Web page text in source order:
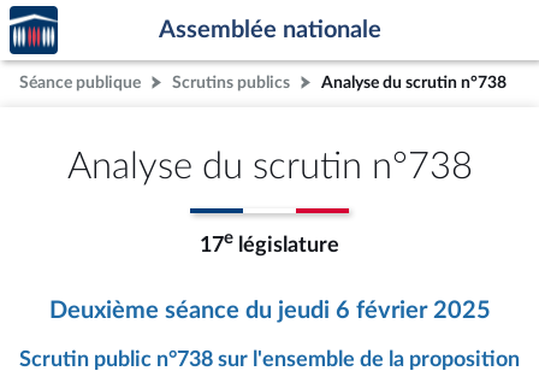
Aller au contenu
Aller en bas de la page
Accèder
à la
page
d'accueil
Assemblée nationale
Séance publique Scrutins publics Analyse du scrutin n°738
Analyse du scrutin n°738
17e législature
Deuxième séance du jeudi 6 février 2025
Scrutin public n°738 sur l'ensemble de la proposition